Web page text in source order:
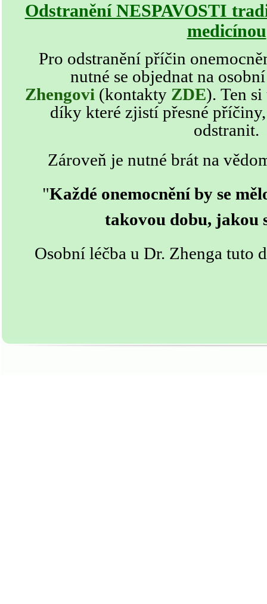
Odstranění NESPAVOSTI
medicínou
Pro odstranění příčin
nutné se objednat na
Zhengovi (kontakty ZDE). Ten
díky které zjistí přesné
odstranit.
Zároveň je nutné brát na
"Každé onemocnění by se
takovou dobu, jakou
Osobní léčba u Dr. Zhenga tuto